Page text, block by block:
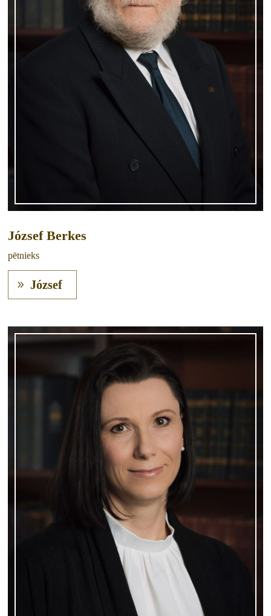
József Berkes
pētnieks
József